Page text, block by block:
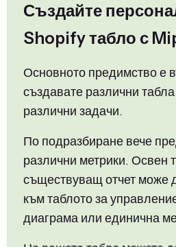
Създайте
Shopify табло с
Основното предимство е
създавате различни
различни задачи.
По подразбиране вече
различни метрики. Освен
съществуващ отчет може
към таблото за
диаграма или единична